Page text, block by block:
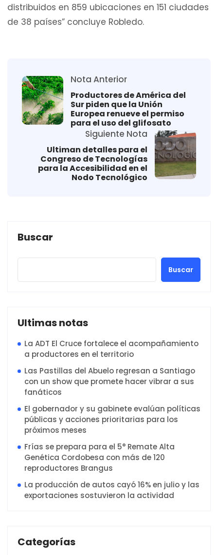
distribuidos en 859 ubicaciones en 151 ciudades
de 38 países” concluye Robledo.
Nota Anterior
Productores de América del
Sur piden que la Unión
Europea renueve el permiso
para el uso del glifosato
Siguiente Nota
Ultiman detalles para el
Congreso de Tecnologías
para la Accesibilidad en el
Nodo Tecnológico
Buscar
Buscar
Ultimas notas
La ADT El Cruce fortalece el acompañamiento
a productores en el territorio
Las Pastillas del Abuelo regresan a Santiago
con un show que promete hacer vibrar a sus
fanáticos
El gobernador y su gabinete evalúan políticas
públicas y acciones prioritarias para los
próximos meses
Frías se prepara para el 5° Remate Alta
Genética Cordobesa con más de 120
reproductores Brangus
La producción de autos cayó 16% en julio y las
exportaciones sostuvieron la actividad
Categorías